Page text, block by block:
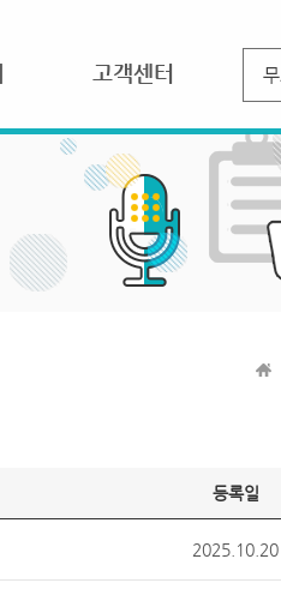
고객센터
등록일
2025.10.20